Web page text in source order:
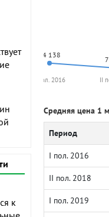
к
74 138
I пол. 2016 II
Средняя цена 1
Период
I пол. 2016
II пол. 2018
I пол. 2019